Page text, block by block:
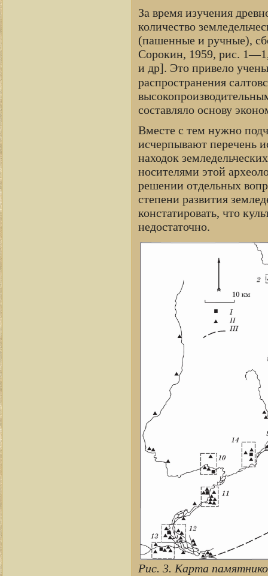
За время изучения
количество
(пашенные и ручные),
Сорокин, 1959, рис.
и др]. Это привело
распространения
составляло основу
Вместе с тем нужно
исчерпывают перечень
находок
носителями этой
решении отдельных
степени развития
констатировать, что
недостаточно.
Рис. 3. Карта